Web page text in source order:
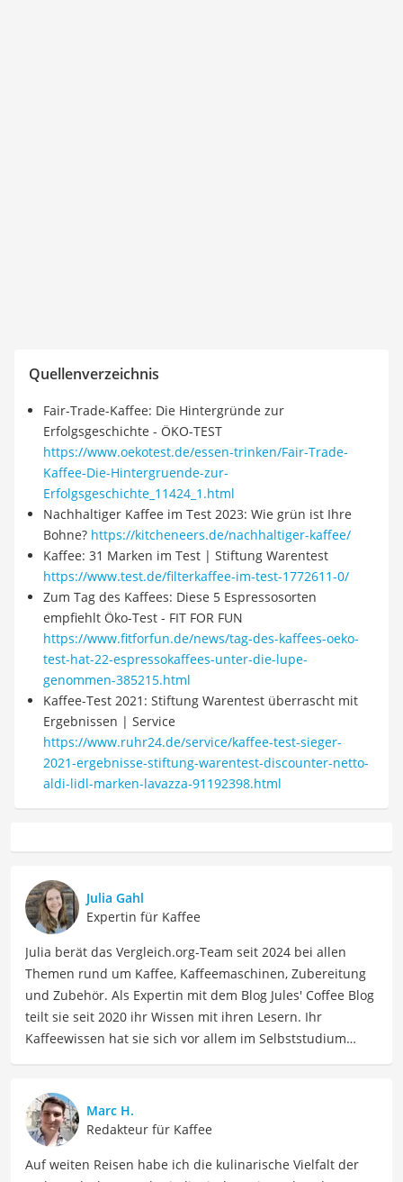
Quellenverzeichnis
Fair-Trade-Kaffee: Die Hintergründe zur
Erfolgsgeschichte - ÖKO-TEST
https://www.oekotest.de/essen-trinken/Fair-Trade-
Kaffee-Die-Hintergruende-zur-
Erfolgsgeschichte_11424_1.html
Nachhaltiger Kaffee im Test 2023: Wie grün ist Ihre
Bohne? https://kitcheneers.de/nachhaltiger-kaffee/
Kaffee: 31 Marken im Test | Stiftung Warentest
https://www.test.de/filterkaffee-im-test-1772611-0/
Zum Tag des Kaffees: Diese 5 Espressosorten
empfiehlt Öko-Test - FIT FOR FUN
https://www.fitforfun.de/news/tag-des-kaffees-oeko-
test-hat-22-espressokaffees-unter-die-lupe-
genommen-385215.html
Kaffee-Test 2021: Stiftung Warentest überrascht mit
Ergebnissen | Service
https://www.ruhr24.de/service/kaffee-test-sieger-
2021-ergebnisse-stiftung-warentest-discounter-netto-
aldi-lidl-marken-lavazza-91192398.html
Julia Gahl
Expertin für Kaffee
Julia berät das Vergleich.org-Team seit 2024 bei allen
Themen rund um Kaffee, Kaffeemaschinen, Zubereitung
und Zubehör. Als Expertin mit dem Blog Jules' Coffee Blog
teilt sie seit 2020 ihr Wissen mit ihren Lesern. Ihr
Kaffeewissen hat sie sich vor allem im Selbststudium
Thema besucht, z.B. eine Latte-Art-Schulung bei der
Rösterei Heilandt und eine Sensorik-Schulung der
Specialty Coffee Association bei der Bonner Kaffeeschule.
Wenn sie nicht über Kaffee schreibt, kann sie sich mit
Marc H.
Redakteur für Kaffee
Auf weiten Reisen habe ich die kulinarische Vielfalt der